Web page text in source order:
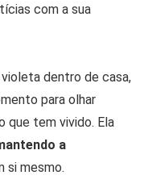
com a sua
dentro de casa,
para olhar
que tem vivido. Ela
a
si mesmo.